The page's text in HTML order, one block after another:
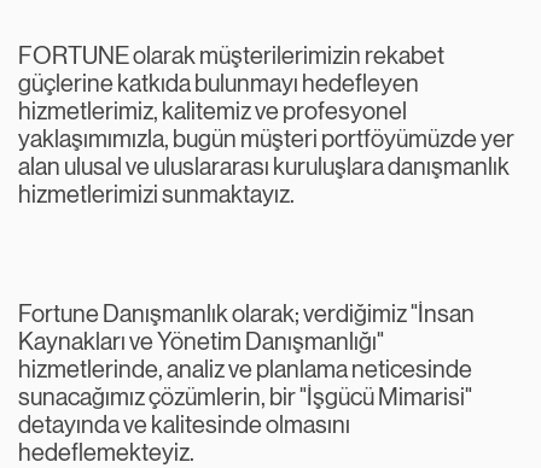
FORTUNE olarak müşterilerimizin rekabet
güçlerine katkıda bulunmayı hedefleyen
hizmetlerimiz, kalitemiz ve profesyonel
yaklaşımımızla, bugün müşteri portföyümüzde yer
alan ulusal ve uluslararası kuruluşlara danışmanlık
hizmetlerimizi sunmaktayız.
Fortune Danışmanlık olarak; verdiğimiz "İnsan
Kaynakları ve Yönetim Danışmanlığı"
hizmetlerinde, analiz ve planlama neticesinde
sunacağımız çözümlerin, bir "İşgücü Mimarisi"
detayında ve kalitesinde olmasını
hedeflemekteyiz.